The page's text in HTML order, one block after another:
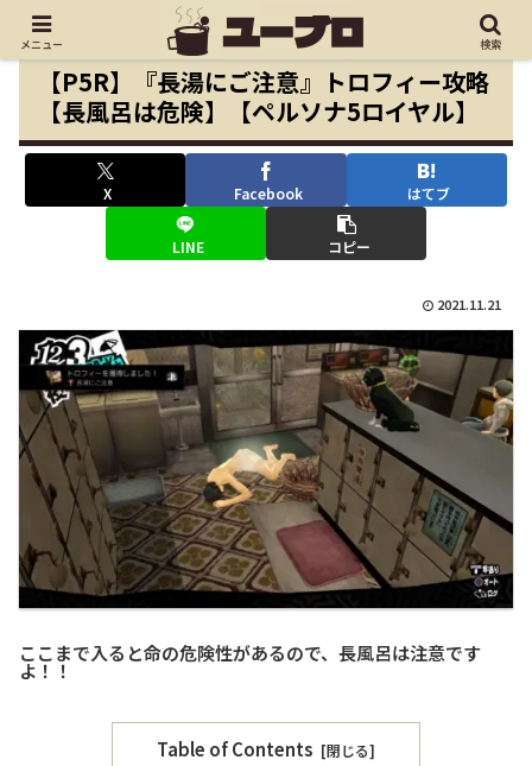
【P5R】『長湯にご注意』トロフィー攻略
【長風呂は危険】【ペルソナ5ロイヤル】
X Facebook はてブ
LINE コピー
2021.11.21
ここまで入ると命の危険性があるので、長風呂は注意です
よ！！
Table of Contents
メニュー 検索